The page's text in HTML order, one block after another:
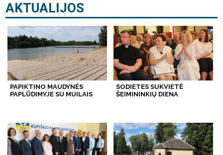
AKTUALIJOS
PAPIKTINO MAUDYNĖS
PAPLŪDIMYJE SU MUILAIS
SODIETES SUKVIETĖ
ŠEIMININKIŲ DIENA